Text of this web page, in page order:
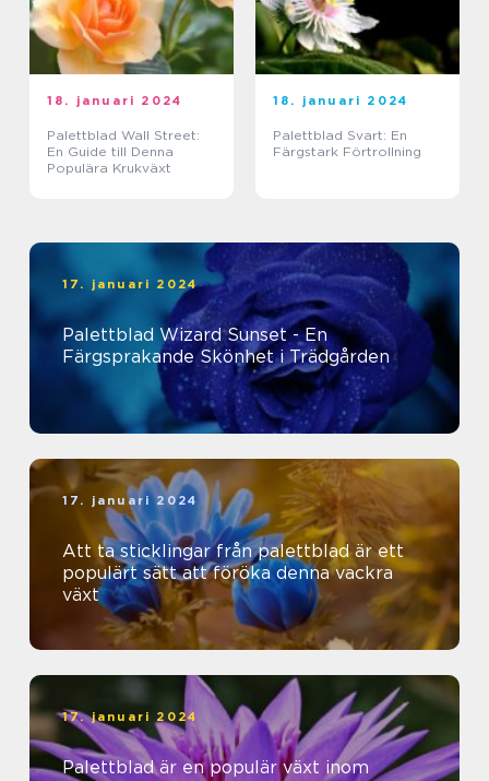
18. januari 2024
Palettblad Wall Street:
En Guide till Denna
Populära Krukväxt
18. januari 2024
Palettblad Svart: En
Färgstark Förtrollning
17. januari 2024
Palettblad Wizard Sunset - En
Färgsprakande Skönhet i Trädgården
17. januari 2024
Att ta sticklingar från palettblad är ett
populärt sätt att föröka denna vackra
växt
17. januari 2024
Palettblad är en populär växt inom